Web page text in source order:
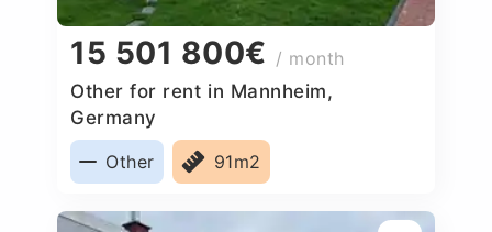
15 501 800€ / month
Other for rent in Mannheim,
Germany
Other
91m2